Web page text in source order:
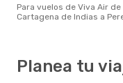
Para vuelos de Viva Air de
Cartagena de Indias a
Planea tu